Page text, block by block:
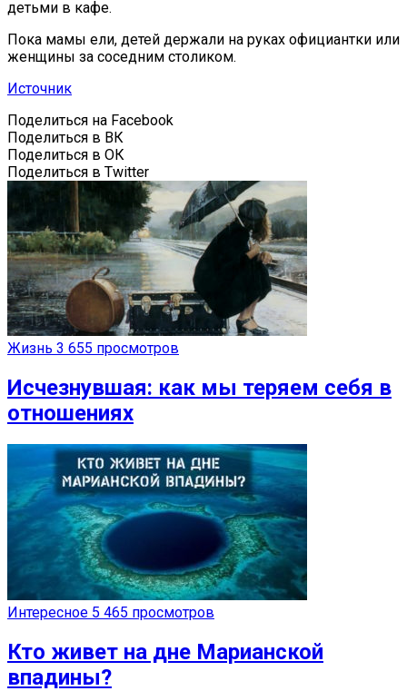
детьми в кафе.
Пока мамы ели, детей держали на руках официантки или
женщины за соседним столиком.
Источник
Поделиться на Facebook
Поделиться в ВК
Поделиться в ОК
Поделиться в Twitter
Жизнь 3 655 просмотров
Исчезнувшая: как мы теряем себя в
отношениях
Интересное 5 465 просмотров
Кто живет на дне Марианской
впадины?